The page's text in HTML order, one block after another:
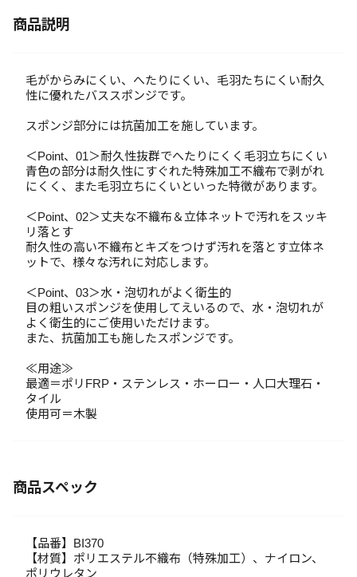
商品説明
毛がからみにくい、へたりにくい、毛羽たちにくい耐久
性に優れたバススポンジです。
スポンジ部分には抗菌加工を施しています。
＜Point、01＞耐久性抜群でへたりにくく毛羽立ちにくい
青色の部分は耐久性にすぐれた特殊加工不織布で剥がれ
にくく、また毛羽立ちにくいといった特徴があります。
＜Point、02＞丈夫な不織布＆立体ネットで汚れをスッキ
リ落とす
耐久性の高い不織布とキズをつけず汚れを落とす立体ネ
ットで、様々な汚れに対応します。
＜Point、03＞水・泡切れがよく衛生的
目の粗いスポンジを使用してえいるので、水・泡切れが
よく衛生的にご使用いただけます。
また、抗菌加工も施したスポンジです。
≪用途≫
最適＝ポリFRP・ステンレス・ホーロー・人口大理石・
タイル
使用可＝木製
商品スペック
【品番】BI370
【材質】ポリエステル不織布（特殊加工）、ナイロン、
ポリウレタン